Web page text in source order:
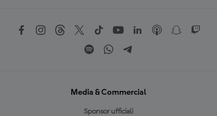
Media & Commercial
Sponsor ufficiali